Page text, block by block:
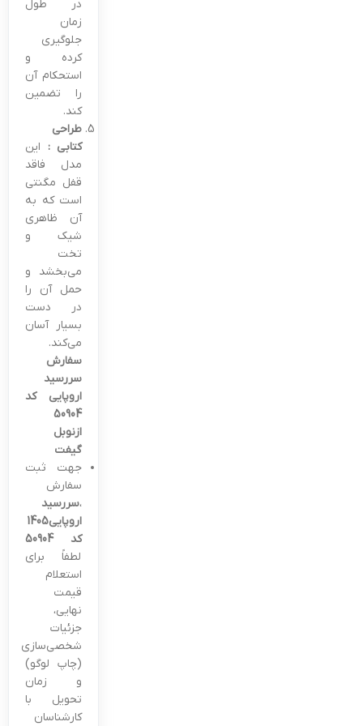
در طول
زمان
جلوگیری
کرده و
استحکام آن
را تضمین
کند.
طراحی
کتابی : این
مدل فاقد
قفل مگنتی
است که به
آن ظاهری
شیک و
تخت
می‌بخشد و
حمل آن را
در دست
بسیار آسان
می‌کند.
سفارش
سررسید
اروپایی کد
50904
ازنوبل
گیفت
جهت ثبت
سفارش
،سررسید
اروپایی1405
کد 50904
لطفاً برای
استعلام
قیمت
نهایی،
جزئیات
شخصی‌سازی
(چاپ لوگو)
و زمان
تحویل با
کارشناسان